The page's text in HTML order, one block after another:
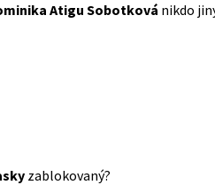
Atigu Sobotková nikdo
zablokovaný?